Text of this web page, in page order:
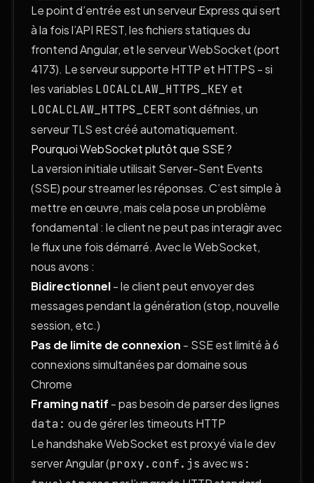
Le point d’entrée est un serveur Express qui sert
à la fois l’API REST, les fichiers statiques du
frontend Angular, et le serveur WebSocket (port
4173). Le serveur supporte HTTP et HTTPS - si
les variables LOCALCLAW_HTTPS_KEY et
LOCALCLAW_HTTPS_CERTsont définies, un
serveur TLS est créé automatiquement.
Pourquoi WebSocket plutôt que SSE ?
La version initiale utilisait Server-Sent Events
(SSE) pour streamer les réponses. C’est simple à
mettre en œuvre, mais cela pose un problème
fondamental : le client ne peut pas interagir avec
le flux une fois démarré. Avec le WebSocket,
nous avons :
Bidirectionnel- le client peut envoyer des
messages pendant la génération (stop, nouvelle
session, etc.)
Pas de limite de connexion - SSE est limité à 6
connexions simultanées par domaine sous
Chrome
Framing natif - pas besoin de parser des lignes
data: ou de gérer les timeouts HTTP
Le handshake WebSocket est proxyé via le dev
server Angular (proxy.conf.js avecws: